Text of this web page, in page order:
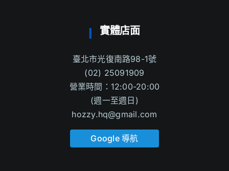
實體店面
臺北市光復南路98-1號
(02) 25091909
營業時間：12:00-20:00
(週一至週日)
hozzy.hq@gmail.com
Google 導航